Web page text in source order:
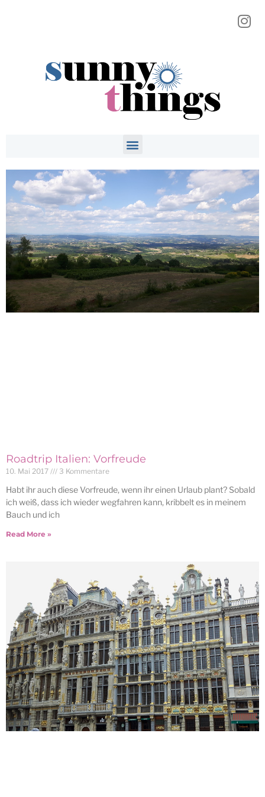
Roadtrip Italien: Vorfreude
10. Mai 2017 3 Kommentare
Habt ihr auch diese Vorfreude, wenn ihr einen Urlaub plant? Sobald
ich weiß, dass ich wieder wegfahren kann, kribbelt es in meinem
Bauch und ich
Read More »